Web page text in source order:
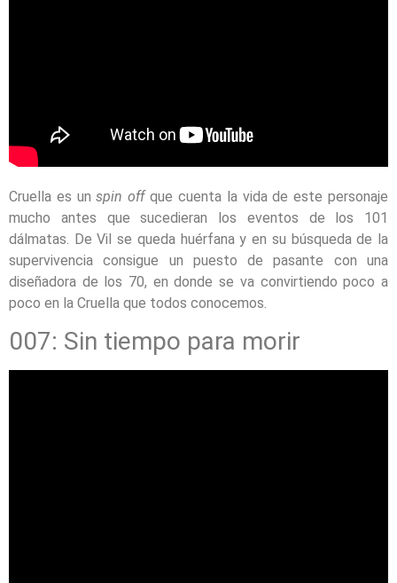
Cruella es unspin offque cuenta la vida de este personaje
mucho antes que sucedieran los eventos de los 101
dálmatas. De Vil se queda huérfana y en su búsqueda de la
supervivencia consigue un puesto de pasante con una
diseñadora de los 70, en donde se va convirtiendo poco a
poco en la Cruella que todos conocemos.
007: Sin tiempo para morir